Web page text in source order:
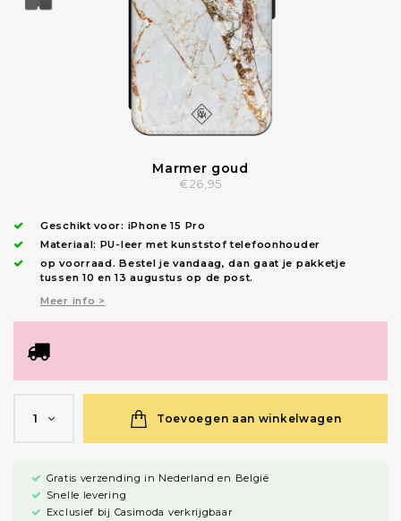
Marmer goud
€26,95
Geschikt voor: iPhone 15 Pro
Materiaal: PU-leer met kunststof telefoonhouder
op voorraad.Bestel je vandaag, dan gaat je pakketje
tussen 10 en 13 augustus op de post.
Meer info >
1 Toevoegen aan winkelwagen
Gratis verzending in Nederland en België
Snelle levering
Exclusief bij Casimoda verkrijgbaar